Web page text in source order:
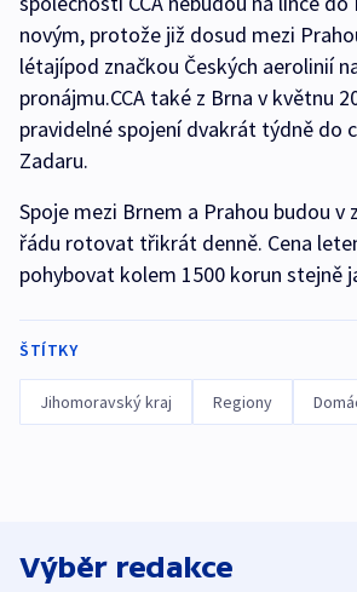
novým, protože již dosud mezi
létajípod značkou Českých aerolinií
pronájmu.CCA také z Brna v květnu
pravidelné spojení dvakrát týdně do
Zadaru.
Spoje mezi Brnem a Prahou budou
řádu rotovat třikrát denně. Cena
pohybovat kolem 1500 korun stejně
ŠTÍTKY
Jihomoravský kraj Regiony
Výběr redakce